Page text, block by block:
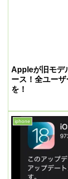
Appleが旧モデ
ース！全ユー
を！
iphone